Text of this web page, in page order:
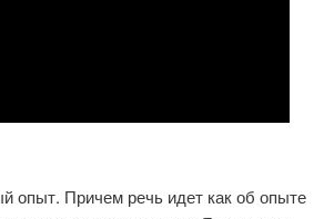
опыт. Причем речь идет как об опыте